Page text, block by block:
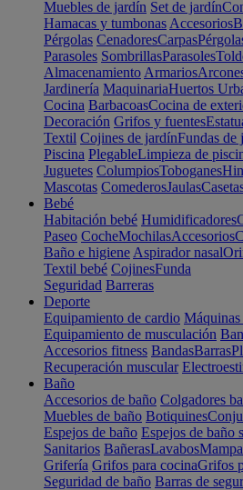
Muebles de jardín Set de jardín
Hamacas y tumbonas Accesorios
Pérgolas CenadoresCarpas
Parasoles SombrillasParasoles
Almacenamiento Armarios
Jardinería MaquinariaHuertos
Cocina BarbacoasCocina de
Decoración Grifos y fuentes
Textil Cojines de jardínFundas de
Piscina PlegableLimpieza de
Juguetes ColumpiosToboganes
Mascotas ComederosJaulas
Bebé
Habitación bebé Humidificadores
Paseo CocheMochilasAccesorios
Baño e higiene Aspirador nasal
Textil bebé CojinesFunda
Seguridad Barreras
Deporte
Equipamiento de cardio
Equipamiento de musculación
Accesorios fitness BandasBarras
Recuperación muscular
Baño
Accesorios de baño Colgadores
Muebles de baño Botiquines
Espejos de baño Espejos de baño
Sanitarios BañerasLavabos
Grifería Grifos para cocinaGrifos
Seguridad de baño Barras de